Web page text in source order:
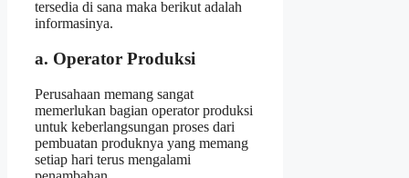
tersedia di sana maka berikut adalah
informasinya.
a. Operator Produksi
Perusahaan memang sangat
memerlukan bagian operator produksi
untuk keberlangsungan proses dari
pembuatan produknya yang memang
setiap hari terus mengalami